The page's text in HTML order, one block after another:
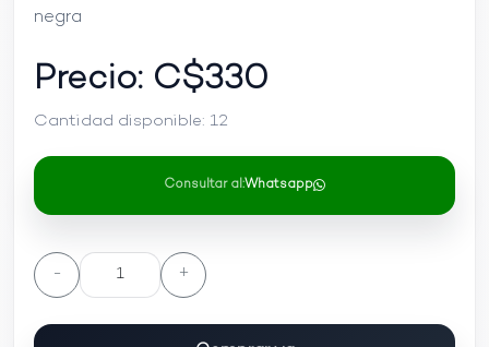
negra
Precio: C$330
Cantidad disponible: 12
Consultar al:Whatsapp
- +